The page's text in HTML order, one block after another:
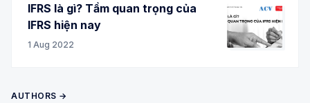
IFRS là gì? Tầm quan trọng của
IFRS hiện nay
1 Aug 2022
AUTHORS →